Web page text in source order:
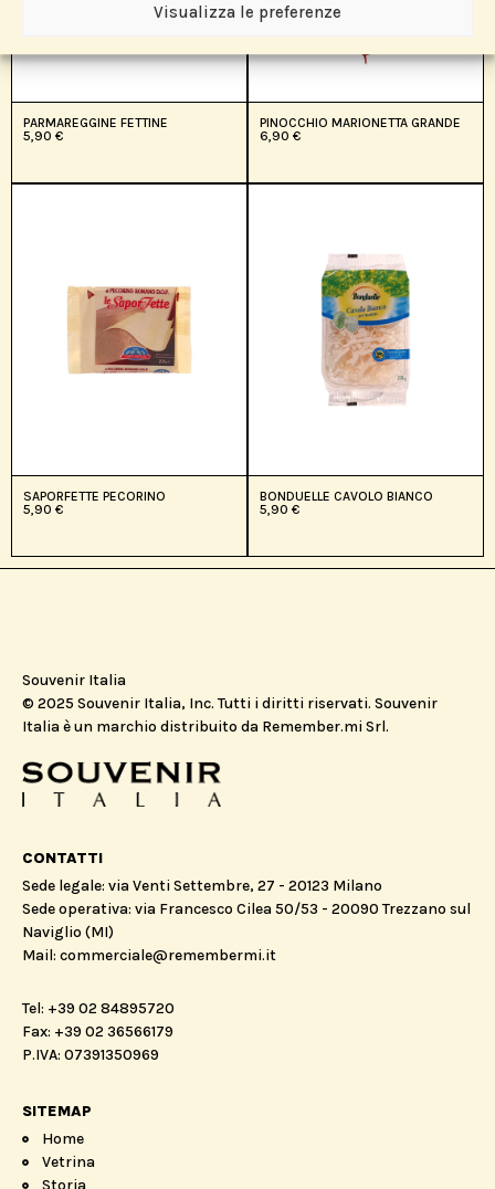
Visualizza le preferenze
PARMAREGGINE FETTINE
5,90 €
PINOCCHIO MARIONETTA GRANDE
6,90 €
SAPORFETTE PECORINO
5,90 €
BONDUELLE CAVOLO BIANCO
5,90 €
Souvenir Italia
© 2025 Souvenir Italia, Inc. Tutti i diritti riservati. Souvenir
Italia è un marchio distribuito da Remember.mi Srl.
CONTATTI
Sede legale: via Venti Settembre, 27 - 20123 Milano
Sede operativa: via Francesco Cilea 50/53 - 20090 Trezzano sul
Naviglio (MI)
Mail: commerciale@remembermi.it
Tel: +39 02 84895720
Fax: +39 02 36566179
P.IVA: 07391350969
SITEMAP
Home
Vetrina
Storia